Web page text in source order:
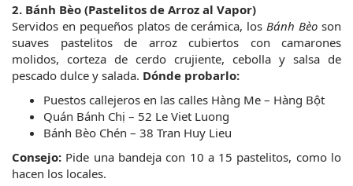
2. Bánh Bèo (Pastelitos de Arroz al Vapor)
Servidos en pequeños platos de cerámica, los Bánh Bèo son
suaves pastelitos de arroz cubiertos con camarones
molidos, corteza de cerdo crujiente, cebolla y salsa de
pescado dulce y salada. Dónde probarlo:
Puestos callejeros en las calles Hàng Me – Hàng Bột
Quán Bánh Chị – 52 Le Viet Luong
Bánh Bèo Chén – 38 Tran Huy Lieu
Consejo: Pide una bandeja con 10 a 15 pastelitos, como lo
hacen los locales.